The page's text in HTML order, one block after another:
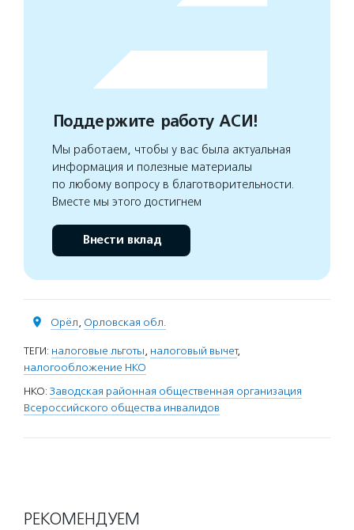
Поддержите работу АСИ!
Мы работаем, чтобы у вас была актуальная
информация и полезные материалы
по любому вопросу в благотворительности.
Вместе мы этого достигнем
Внести вклад
Орёл, Орловская обл.
ТЕГИ: налоговые льготы, налоговый вычет,
налогообложение НКО
НКО: Заводская районная общественная организация
Всероссийского общества инвалидов
РЕКОМЕНДУЕМ